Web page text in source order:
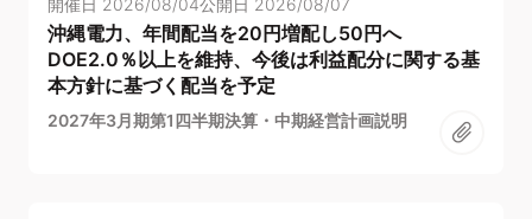
沖縄電力、年間配当を20円増配し50円へ
DOE2.0％以上を維持、今後は利益配分に関する基
本方針に基づく配当を予定
2027年3月期第1四半期決算・中期経営計画説明